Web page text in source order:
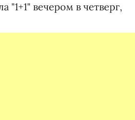
"1+1" вечером в четверг,